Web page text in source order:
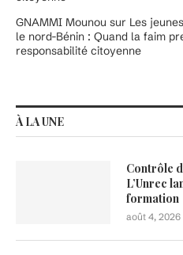
GNAMMI Mounou sur Les
le nord-Bénin : Quand la faim
responsabilité citoyenne
À LA UNE
Contrôle
L’Unrec
formation
août 4, 2026